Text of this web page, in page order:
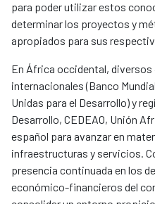
para poder utilizar estos
determinar los proyectos y
apropiados para sus
En África occidental,
internacionales (Banco
Unidas para el Desarrollo) y
Desarrollo, CEDEAO, Unión
español para avanzar en
infraestructuras y servicios.
presencia continuada en los
económico-financieros del